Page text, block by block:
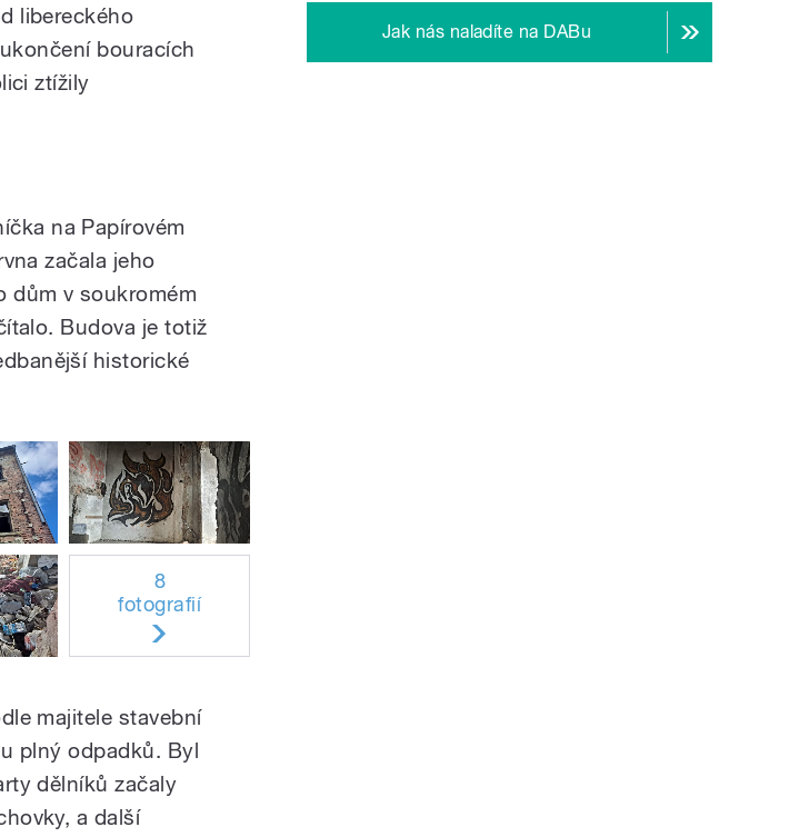
libereckého
bouracích
ztížily
na Papírovém
začala jeho
dům v soukromém
Budova je totiž
historické
8
fotografií
majitele stavební
plný odpadků. Byl
dělníků začaly
a další
Jak nás naladíte na DABu